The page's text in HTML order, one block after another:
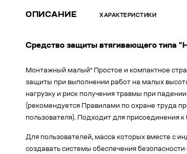
ОПИСАНИЕ ХАРАКТЕРИСТИКИ
Средство защиты втягивающего типа
Монтажный малый" Простое и компактное
защиты при выполнении работ на малых
нагрузку и риск получения травмы при
(рекомендуется Правилами по охране труда
пользователя). Подходит для присоединения
Для пользователей, масса которых вместе с
создавать системы обеспечения